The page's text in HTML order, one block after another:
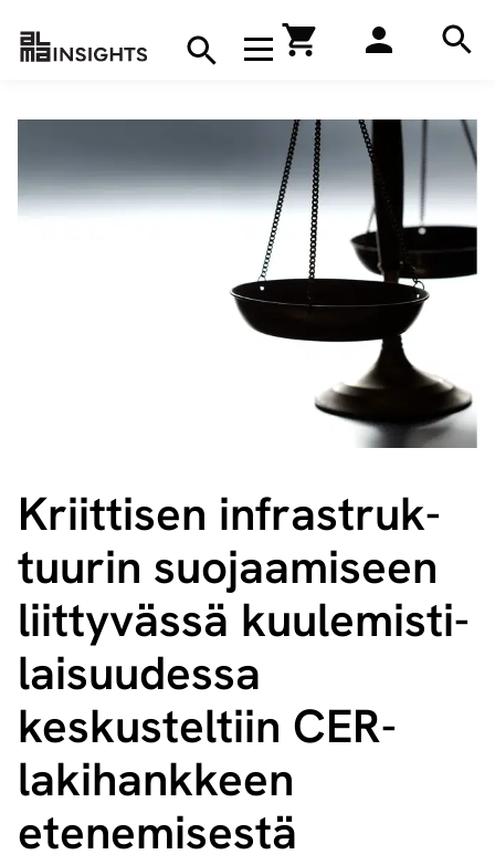
Avaa navigaatio
Hae
Kriittisen in­fra­struk­
tuu­rin suojaamiseen
liittyvässä kuu­le­mis­ti­
lai­suu­des­sa
keskusteltiin CER-
lakihankkeen
etenemisestä